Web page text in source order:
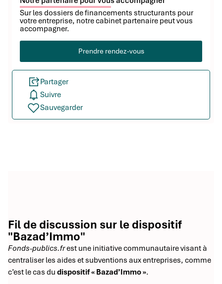
Sur les dossiers de financements structurants pour
votre entreprise, notre cabinet partenaire peut vous
accompagner.
Prendre rendez-vous
Partager
Suivre
Sauvegarder
Fil de discussion sur le dispositif
"Bazad’Immo"
Fonds-publics.frest une initiative communautaire visant à
centraliser les aides et subventions aux entreprises, comme
c’est le cas du dispositif « Bazad’Immo ».